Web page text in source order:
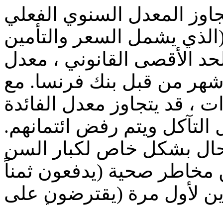
المعدل السنوي الفعلي
يشمل السعر والتأمين
الأقصى القانوني ، معدل
أشهر من قبل بنك فرنسا. مع
، قد يتجاوز معدل الفائدة
ويتم رفض ائتمانهم.
بشكل خاص لكبار السن
مخاطر صحية (يدفعون ثمناً
لأول مرة (يقترضون على